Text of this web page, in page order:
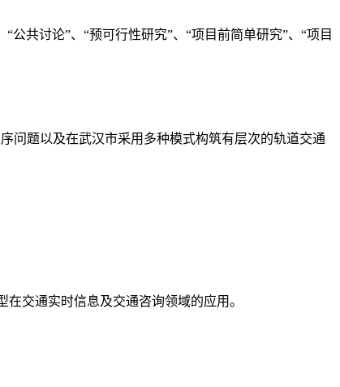
共讨论”、“预可行性研究”、“项目前简单研究”、“项目
问题以及在武汉市采用多种模式构筑有层次的轨道交通
交通实时信息及交通咨询领域的应用。